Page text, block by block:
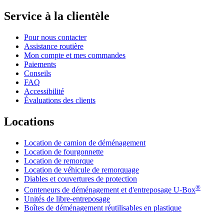
Service à la clientèle
Pour nous contacter
Assistance routière
Mon compte et mes commandes
Paiements
Conseils
FAQ
Accessibilité
Évaluations des clients
Locations
Location de camion de déménagement
Location de fourgonnette
Location de remorque
Location de véhicule de remorquage
Diables et couvertures de protection
Conteneurs de déménagement et d'entreposage U-Box®
Unités de libre-entreposage
Boîtes de déménagement réutilisables en plastique